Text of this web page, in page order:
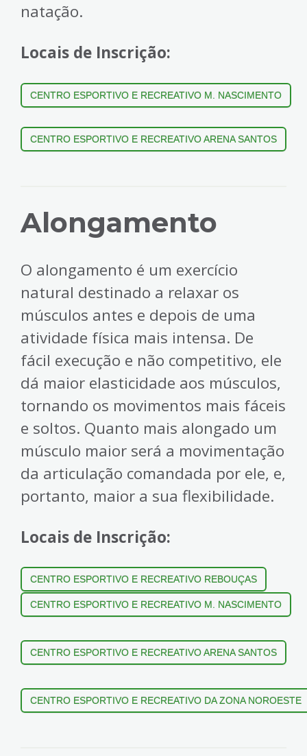
natação.
Locais de Inscrição:
CENTRO ESPORTIVO E RECREATIVO M. NASCIMENTO
CENTRO ESPORTIVO E RECREATIVO ARENA SANTOS
Alongamento
O alongamento é um exercício
natural destinado a relaxar os
músculos antes e depois de uma
atividade física mais intensa. De
fácil execução e não competitivo, ele
dá maior elasticidade aos músculos,
tornando os movimentos mais fáceis
e soltos. Quanto mais alongado um
músculo maior será a movimentação
da articulação comandada por ele, e,
portanto, maior a sua flexibilidade.
Locais de Inscrição:
CENTRO ESPORTIVO E RECREATIVO REBOUÇAS
CENTRO ESPORTIVO E RECREATIVO M. NASCIMENTO
CENTRO ESPORTIVO E RECREATIVO ARENA SANTOS
CENTRO ESPORTIVO E RECREATIVO DA ZONA NOROESTE